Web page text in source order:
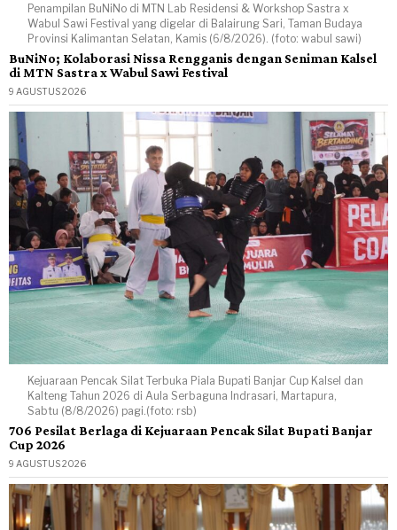
Penampilan BuNiNo di MTN Lab Residensi & Workshop Sastra x
Wabul Sawi Festival yang digelar di Balairung Sari, Taman Budaya
Provinsi Kalimantan Selatan, Kamis (6/8/2026). (foto: wabul sawi)
BuNiNo; Kolaborasi Nissa Rengganis dengan Seniman Kalsel
di MTN Sastra x Wabul Sawi Festival
9 AGUSTUS 2026
Kejuaraan Pencak Silat Terbuka Piala Bupati Banjar Cup Kalsel dan
Kalteng Tahun 2026 di Aula Serbaguna Indrasari, Martapura,
Sabtu (8/8/2026) pagi.(foto: rsb)
706 Pesilat Berlaga di Kejuaraan Pencak Silat Bupati Banjar
Cup 2026
9 AGUSTUS 2026